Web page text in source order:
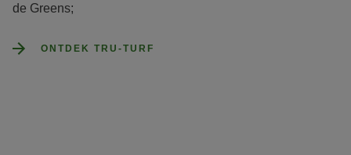
de Greens;
ONTDEK TRU-TURF